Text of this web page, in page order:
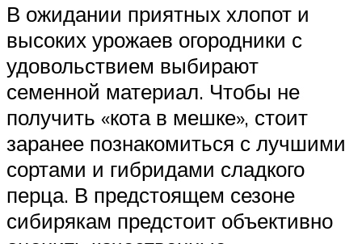
В ожидании приятных хлопот и
высоких урожаев огородники с
удовольствием выбирают
семенной материал. Чтобы не
получить «кота в мешке», стоит
заранее познакомиться с лучшими
сортами и гибридами сладкого
перца. В предстоящем сезоне
сибирякам предстоит объективно